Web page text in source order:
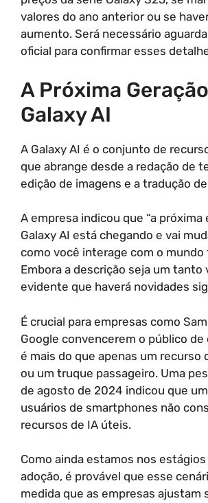
valores do ano anterior ou se
aumento. Será necessário
oficial para confirmar esses
A Próxima
Galaxy AI
A Galaxy AI é o conjunto de
que abrange desde a redação de
edição de imagens e a tradução
A empresa indicou que “a próxima
Galaxy AI está chegando e vai
como você interage com o mundo
Embora a descrição seja um tanto
evidente que haverá novidades
É crucial para empresas como
Google convencerem o público de
é mais do que apenas um recurso
ou um truque passageiro. Uma
de agosto de 2024 indicou que
usuários de smartphones não
recursos de IA úteis.
Como ainda estamos nos
adoção, é provável que esse
medida que as empresas ajustam